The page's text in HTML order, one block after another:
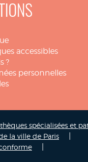
accessibles
?
personnelles
spécialisées et
la ville de Paris